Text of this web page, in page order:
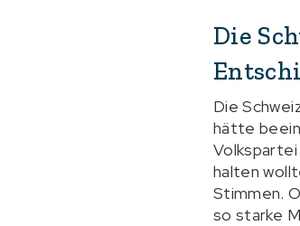
Die
Die
hätte
halten
Stimmen.
so starke